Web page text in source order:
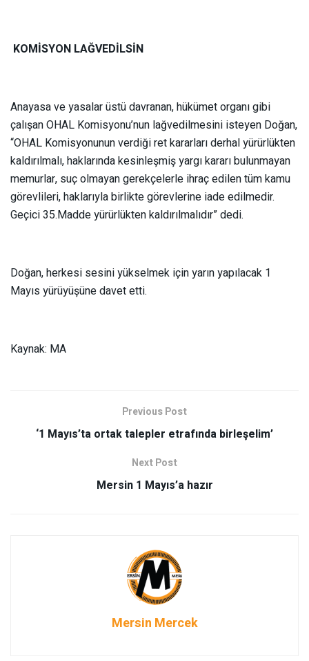
KOMİSYON LAĞVEDİLSİN
Anayasa ve yasalar üstü davranan, hükümet organı gibi
çalışan OHAL Komisyonu’nun lağvedilmesini isteyen Doğan,
“OHAL Komisyonunun verdiği ret kararları derhal yürürlükten
kaldırılmalı, haklarında kesinleşmiş yargı kararı bulunmayan
memurlar, suç olmayan gerekçelerle ihraç edilen tüm kamu
görevlileri, haklarıyla birlikte görevlerine iade edilmedir.
Geçici 35.Madde yürürlükten kaldırılmalıdır” dedi.
Doğan, herkesi sesini yükselmek için yarın yapılacak 1
Mayıs yürüyüşüne davet etti.
Kaynak: MA
Previous Post
‘1 Mayıs’ta ortak talepler etrafında birleşelim’
Next Post
Mersin 1 Mayıs’a hazır
Mersin Mercek